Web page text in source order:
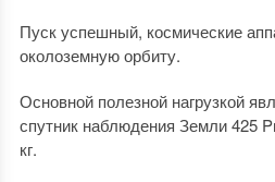
Пуск успешный, космические
околоземную орбиту.
Основной полезной нагрузкой
спутник наблюдения Земли 425
кг.